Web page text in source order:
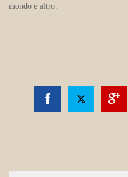
mondo e altro.